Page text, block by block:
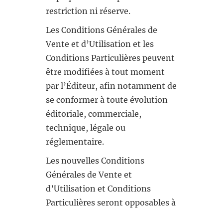
restriction ni réserve.
Les Conditions Générales de
Vente et d’Utilisation et les
Conditions Particulières peuvent
être modifiées à tout moment
par l’Éditeur, afin notamment de
se conformer à toute évolution
éditoriale, commerciale,
technique, légale ou
réglementaire.
Les nouvelles Conditions
Générales de Vente et
d’Utilisation et Conditions
Particulières seront opposables à